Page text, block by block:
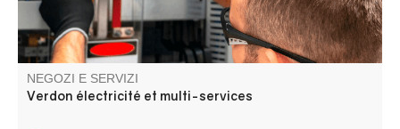
NEGOZI E SERVIZI
Verdon électricité et multi-services